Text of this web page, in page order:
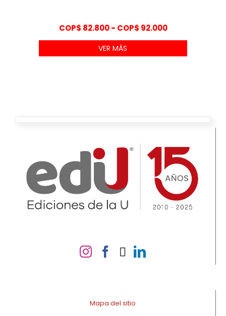
COP$ 82.800 - COP$ 92.000Rango
de
VER MÁS
Mapa del sitio